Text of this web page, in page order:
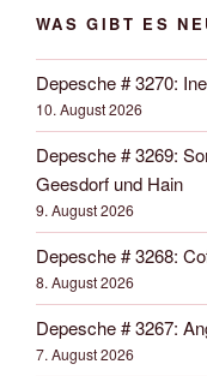
WAS GIBT ES
Depesche # 3270:
10. August 2026
Depesche # 3269:
Geesdorf und Hain
9. August 2026
Depesche # 3268:
8. August 2026
Depesche # 3267:
7. August 2026